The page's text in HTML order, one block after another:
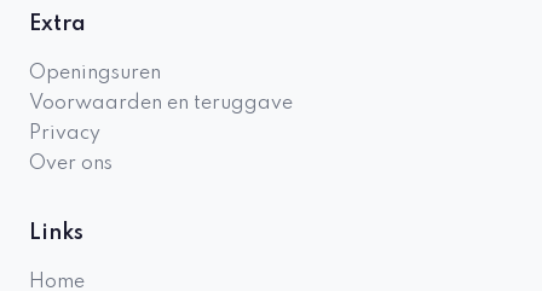
Extra
Openingsuren
Voorwaarden en teruggave
Privacy
Over ons
Links
Home